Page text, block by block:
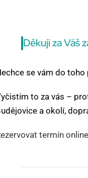
Děkuji za Váš
se vám do toho
to za vás –
a okolí,
termín online